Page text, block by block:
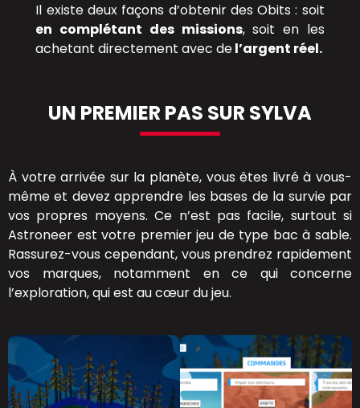
Il existe deux façons d’obtenir des Obits : soit
en complétant des missions, soit en les
achetant directement avec del’argent réel.
UN PREMIER PAS SUR SYLVA
À votre arrivée sur la planète, vous êtes livré à vous-
même et devez apprendre les bases de la survie par
vos propres moyens. Ce n’est pas facile, surtout si
Astroneer est votre premier jeu de type bac à sable.
Rassurez-vous cependant, vous prendrez rapidement
vos marques, notamment en ce qui concerne
l’exploration, qui est au cœur du jeu.